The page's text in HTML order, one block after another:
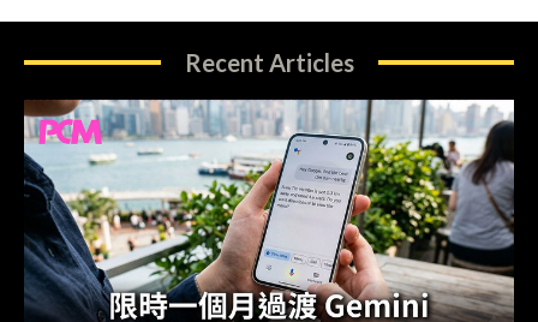
Recent Articles